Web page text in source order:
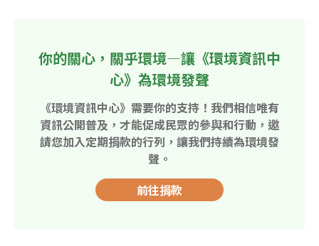
你的關心，關乎環境—讓《環境資訊中
心》為環境發聲
《環境資訊中心》需要你的支持！我們相信唯有
資訊公開普及，才能促成民眾的參與和行動，邀
請您加入定期捐款的行列，讓我們持續為環境發
聲。
前往捐款